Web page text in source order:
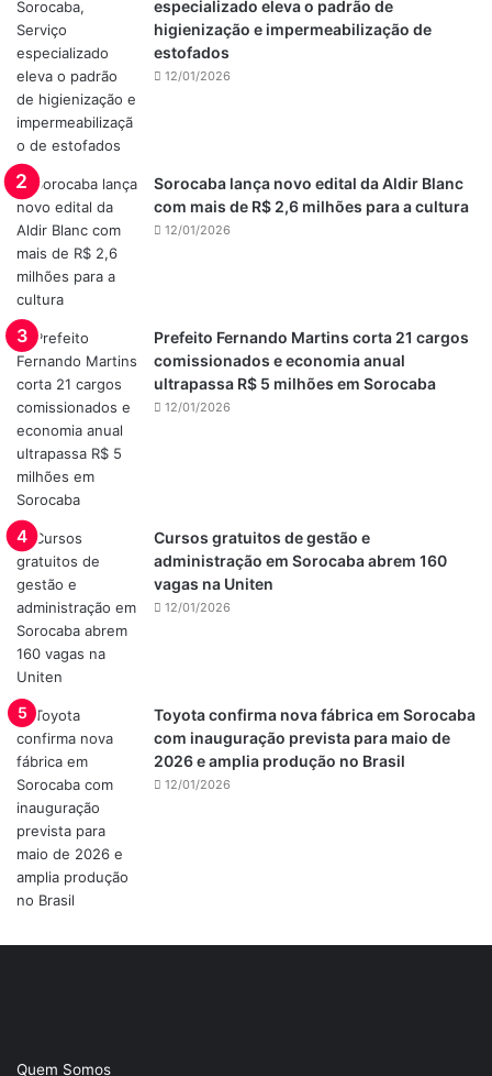
especializado eleva o padrão de
higienização e impermeabilização de
estofados
12/01/2026
Sorocaba lança novo edital da Aldir Blanc
com mais de R$ 2,6 milhões para a cultura
12/01/2026
Prefeito Fernando Martins corta 21 cargos
comissionados e economia anual
ultrapassa R$ 5 milhões em Sorocaba
12/01/2026
Cursos gratuitos de gestão e
administração em Sorocaba abrem 160
vagas na Uniten
12/01/2026
Toyota confirma nova fábrica em Sorocaba
com inauguração prevista para maio de
2026 e amplia produção no Brasil
12/01/2026
Quem Somos